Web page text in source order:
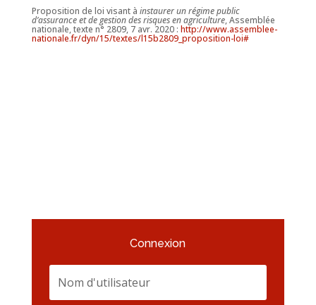
Proposition de loi visant à instaurer un régime public
d’assurance et de gestion des risques en agriculture, Assemblée
nationale, texte n° 2809, 7 avr. 2020 : http://www.assemblee-
nationale.fr/dyn/15/textes/l15b2809_proposition-loi#
Connexion